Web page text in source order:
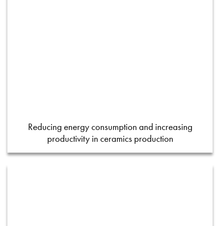
Reducing energy consumption and increasing
productivity in ceramics production